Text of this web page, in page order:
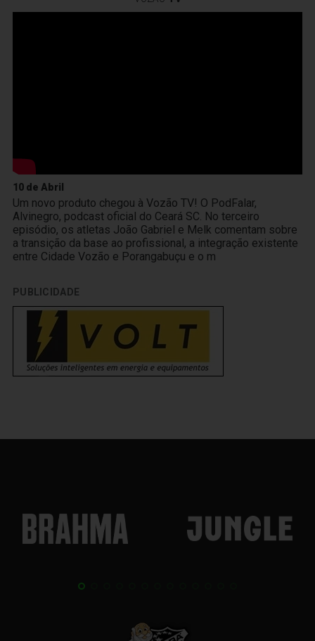
10 de Abril
Um novo produto chegou à Vozão TV! O PodFalar,
Alvinegro, podcast oficial do Ceará SC. No terceiro
episódio, os atletas João Gabriel e Melk comentam sobre
a transição da base ao profissional, a integração existente
entre Cidade Vozão e Porangabuçu e o m
PUBLICIDADE